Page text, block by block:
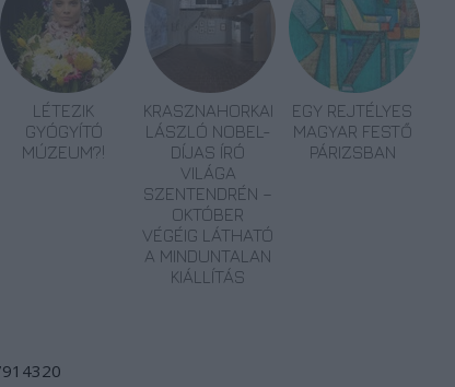
LÉTEZIK
GYÓGYÍTÓ
MÚZEUM?!
KRASZNAHORKAI
LÁSZLÓ NOBEL-
DÍJAS ÍRÓ
VILÁGA
SZENTENDRÉN –
OKTÓBER
VÉGÉIG LÁTHATÓ
A MINDUNTALAN
KIÁLLÍTÁS
EGY REJTÉLYES
MAGYAR FESTŐ
PÁRIZSBAN